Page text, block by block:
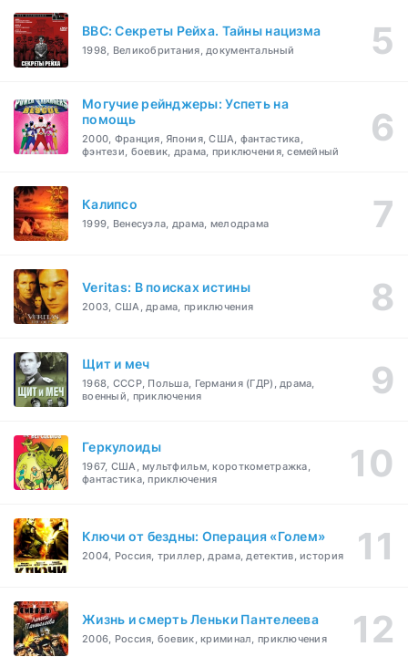
BBC: Секреты Рейха. Тайны нацизма
1998, Великобритания, документальный
Могучие рейнджеры: Успеть на
помощь
2000, Франция, Япония, США, фантастика,
фэнтези, боевик, драма, приключения, семейный
Калипсо
1999, Венесуэла, драма, мелодрама
Veritas: В поисках истины
2003, США, драма, приключения
Щит и меч
1968, СССР, Польша, Германия (ГДР), драма,
военный, приключения
Геркулоиды
1967, США, мультфильм, короткометражка,
фантастика, приключения
Ключи от бездны: Операция «Голем»
2004, Россия, триллер, драма, детектив, история
Жизнь и смерть Леньки Пантелеева
2006, Россия, боевик, криминал, приключения